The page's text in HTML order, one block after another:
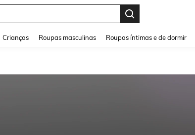
Crianças Roupas masculinas Roupas íntimas e de dormir